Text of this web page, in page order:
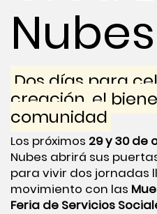
Nubes
Dos días para
creación, el
comunidad
Los próximos 29 y 30 de
Nubes abrirá sus
para vivir dos jornadas
movimiento con las
Feria de Servicios